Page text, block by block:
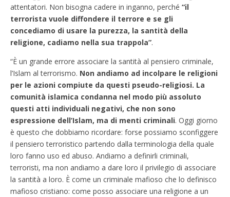
attentatori. Non bisogna cadere in inganno, perché “il
terrorista vuole diffondere il terrore e se gli
concediamo di usare la purezza, la santità della
religione, cadiamo nella sua trappola”.
“È un grande errore associare la santità al pensiero criminale,
l’Islam al terrorismo. Non andiamo ad incolpare le religioni
per le azioni compiute da questi pseudo-religiosi. La
comunità islamica condanna nel modo più assoluto
questi atti individuali negativi, che non sono
espressione dell’Islam, ma di menti criminali. Oggi giorno
è questo che dobbiamo ricordare: forse possiamo sconfiggere
il pensiero terroristico partendo dalla terminologia della quale
loro fanno uso ed abuso. Andiamo a definirli criminali,
terroristi, ma non andiamo a dare loro il privilegio di associare
la santità a loro. È come un criminale mafioso che lo definisco
mafioso cristiano: come posso associare una religione a un